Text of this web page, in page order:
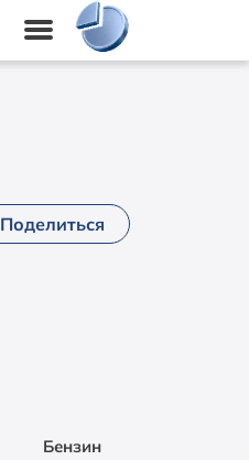
Поделиться
Бензин